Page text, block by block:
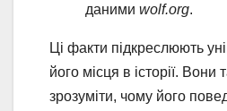
даними wolf.org.
Ці факти підкреслюють
його місця в історії.
зрозуміти, чому його